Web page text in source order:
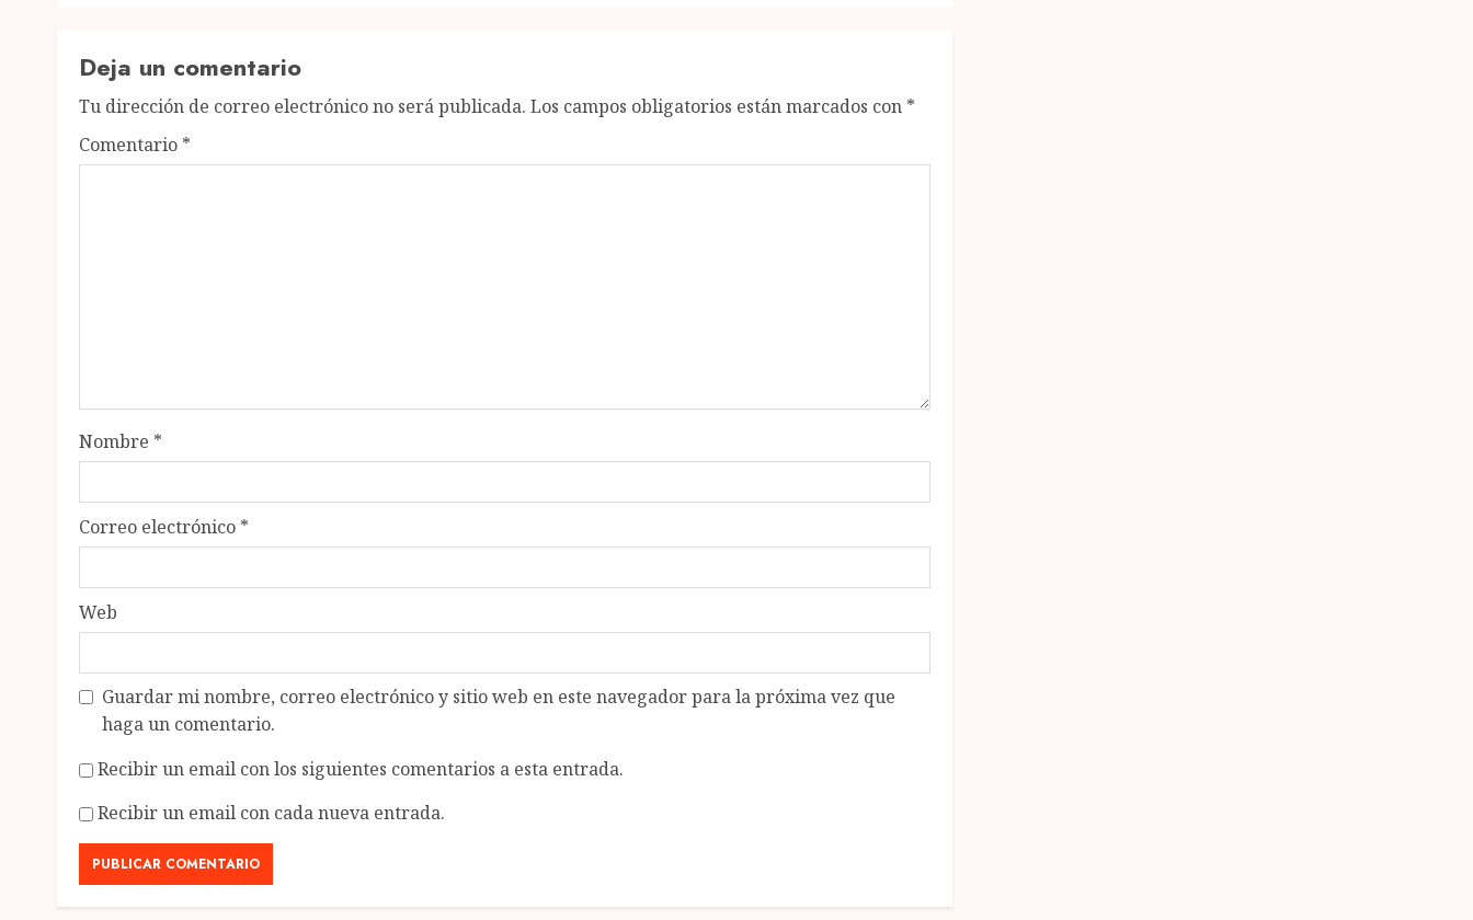
Deja un comentario
Tu dirección de correo electrónico no será publicada. Los campos obligatorios están marcados con *
Comentario *
Nombre *
Correo electrónico *
Web
Guardar mi nombre, correo electrónico y sitio web en este navegador para la próxima vez que
haga un comentario.
Recibir un email con los siguientes comentarios a esta entrada.
Recibir un email con cada nueva entrada.